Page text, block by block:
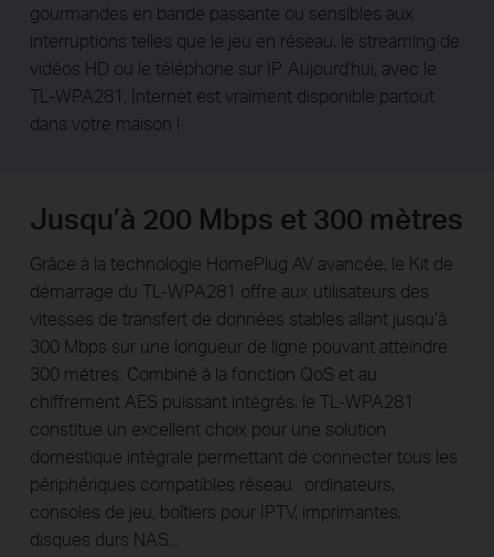
gourmandes en bande passante ou sensibles aux
interruptions telles que le jeu en réseau, le streaming de
vidéos HD ou le téléphone sur IP. Aujourd'hui, avec le
TL-WPA281, Internet est vraiment disponible partout
dans votre maison !
Jusqu’à 200 Mbps et 300 mètres
Grâce à la technologie HomePlug AV avancée, le Kit de
démarrage du TL-WPA281 offre aux utilisateurs des
vitesses de transfert de données stables allant jusqu’à
300 Mbps sur une longueur de ligne pouvant atteindre
300 mètres. Combiné à la fonction QoS et au
chiffrement AES puissant intégrés, le TL-WPA281
constitue un excellent choix pour une solution
domestique intégrale permettant de connecter tous les
périphériques compatibles réseau : ordinateurs,
consoles de jeu, boîtiers pour IPTV, imprimantes,
disques durs NAS...